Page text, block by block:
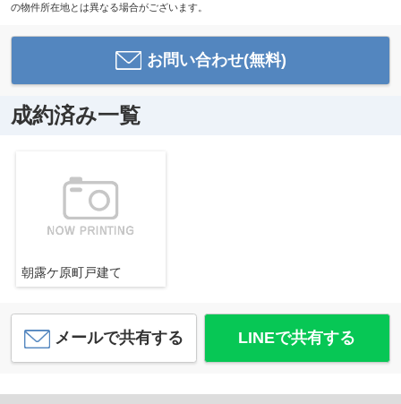
の物件所在地とは異なる場合がございます。
お問い合わせ(無料)
成約済み一覧
朝露ケ原町戸建て
メールで共有する LINEで共有する